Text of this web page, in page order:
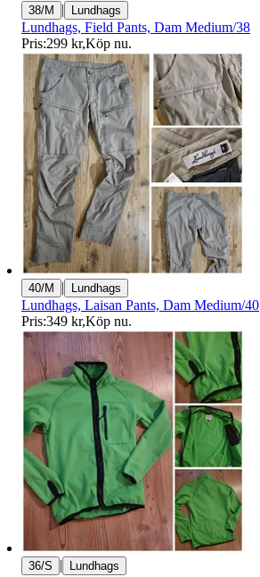
38/M | Lundhags
Lundhags, Field Pants, Dam Medium/38
Pris:299 kr,Köp nu.
40/M | Lundhags
Lundhags, Laisan Pants, Dam Medium/40
Pris:349 kr,Köp nu.
36/S | Lundhags